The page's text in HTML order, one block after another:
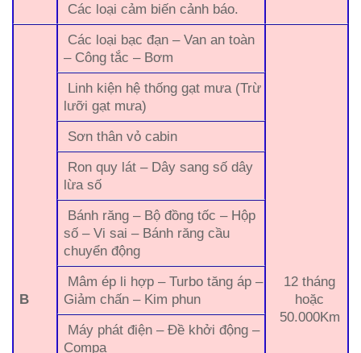
Các loại cảm biến cảnh báo.
B
Các loại bạc đạn – Van an toàn
– Công tắc – Bơm
12 tháng
hoặc
50.000Km
Linh kiện hệ thống gạt mưa (Trừ
lưỡi gạt mưa)
Sơn thân vỏ cabin
Ron quy lát – Dây sang số dây
lừa số
Bánh răng – Bộ đồng tốc – Hộp
số – Vi sai – Bánh răng cầu
chuyển động
Mâm ép li hợp – Turbo tăng áp –
Giảm chấn – Kim phun
Máy phát điện – Đề khởi động –
Compa